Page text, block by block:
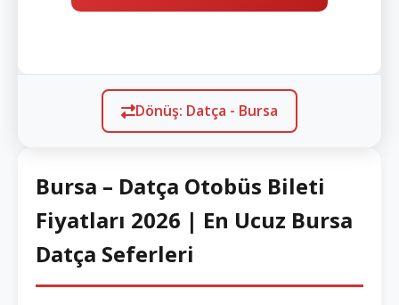
Dönüş: Datça - Bursa
Bursa – Datça Otobüs Bileti
Fiyatları 2026 | En Ucuz Bursa
Datça Seferleri